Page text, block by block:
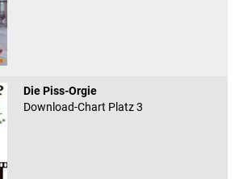
Die Piss-Orgie
Download-Chart Platz 3